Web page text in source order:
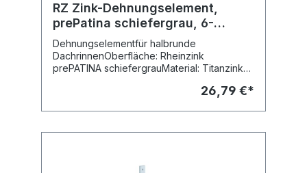
RZ Zink-Dehnungselement,
prePatina schiefergrau, 6-
tlg./333mm
Dehnungselementfür halbrunde
DachrinnenOberfläche: Rheinzink
prePATINA schiefergrauMaterial: Titanzink
26,79 €*